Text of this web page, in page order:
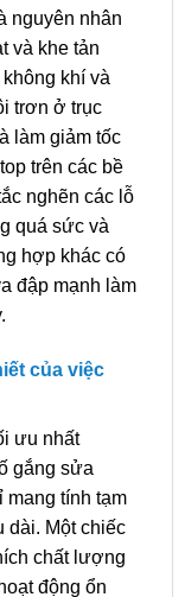
nguyên nhân
và khe tản
khí và
trơn ở trục
làm giảm tốc
trên các bề
nghẽn các lỗ
quá sức và
hợp khác có
đập mạnh làm
của việc
ưu nhất
gắng sửa
mang tính tạm
dài. Một chiếc
chất lượng
động ổn